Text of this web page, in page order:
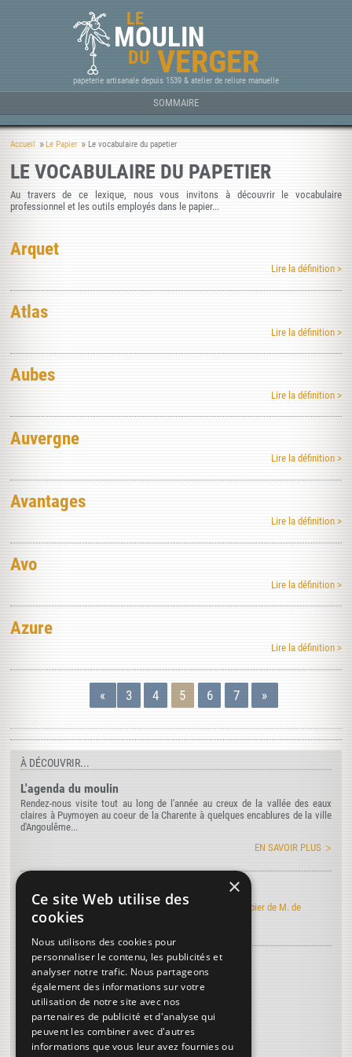
LE
MOULIN
DU VERGER
papeterie artisanale depuis 1539 & atelier de reliure manuelle
SOMMAIRE
Accueil Le Papier Le vocabulaire du papetier
LE VOCABULAIRE DU PAPETIER
Au travers de ce lexique, nous vous invitons à découvrir le vocabulaire
professionnel et les outils employés dans le papier...
Arquet
Lire la définition >
Atlas
Lire la définition >
Aubes
Lire la définition >
Auvergne
Lire la définition >
Avantages
Lire la définition >
Avo
Lire la définition >
Azure
Lire la définition >
« 3 4 5 6 7 »
À DÉCOUVRIR...
L'agenda du moulin
Rendez-nous visite tout au long de l'année au creux de la vallée des eaux
claires à Puymoyen au coeur de la Charente à quelques encablures de la ville
d'Angoulême...
EN SAVOIR PLUS
Art de faire le papier
Découvrez l'édition électronique de l'Art de faire le papier de M. de
Lalande
Découvrez le vocabulaire du papier...
Bachat
Claproth (M)
Plus de termes...
×
Ce site Web utilise des
cookies
Nous utilisons des cookies pour
personnaliser le contenu, les publicités et
analyser notre trafic. Nous partageons
également des informations sur votre
utilisation de notre site avec nos
partenaires de publicité et d'analyse qui
peuvent les combiner avec d'autres
informations que vous leur avez fournies ou